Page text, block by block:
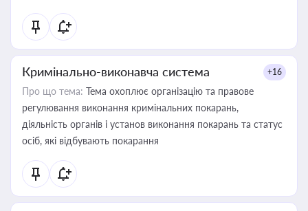
Кримінально-виконавча система +16
Про що тема: Тема охоплює організацію та правове
регулювання виконання кримінальних покарань,
діяльність органів і установ виконання покарань та статус
осіб, які відбувають покарання